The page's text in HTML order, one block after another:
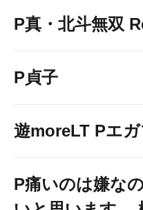
P真・北斗無双
P貞子
遊moreLT Pエ
P痛いのは嫌な